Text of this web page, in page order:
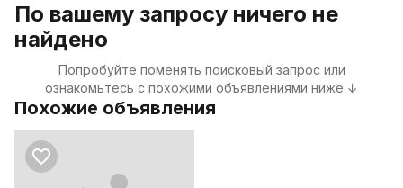
По вашему запросу ничего не
найдено
Попробуйте поменять поисковый запрос или
ознакомьтесь с похожими объявлениями ниже ↓
Похожие объявления